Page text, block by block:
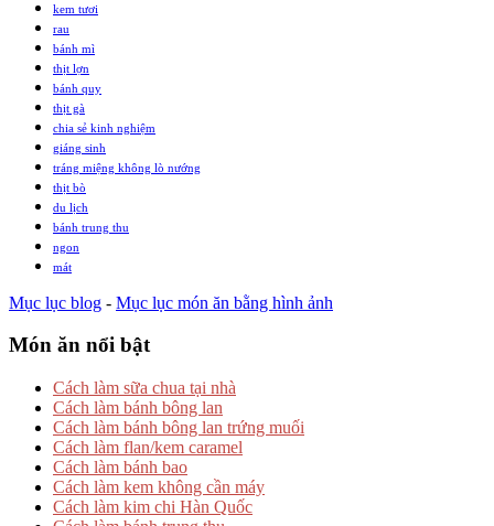
kem tươi
rau
bánh mì
thịt lợn
bánh quy
thịt gà
chia sẻ kinh nghiệm
giáng sinh
tráng miệng không lò nướng
thịt bò
du lịch
bánh trung thu
ngon
mát
Mục lục blog - Mục lục món ăn bằng hình ảnh
Món ăn nổi bật
Cách làm sữa chua tại nhà
Cách làm bánh bông lan
Cách làm bánh bông lan trứng muối
Cách làm flan/kem caramel
Cách làm bánh bao
Cách làm kem không cần máy
Cách làm kim chi Hàn Quốc